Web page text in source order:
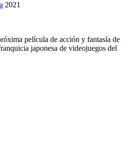
2021
película de acción y fantasía de
japonesa de videojuegos del